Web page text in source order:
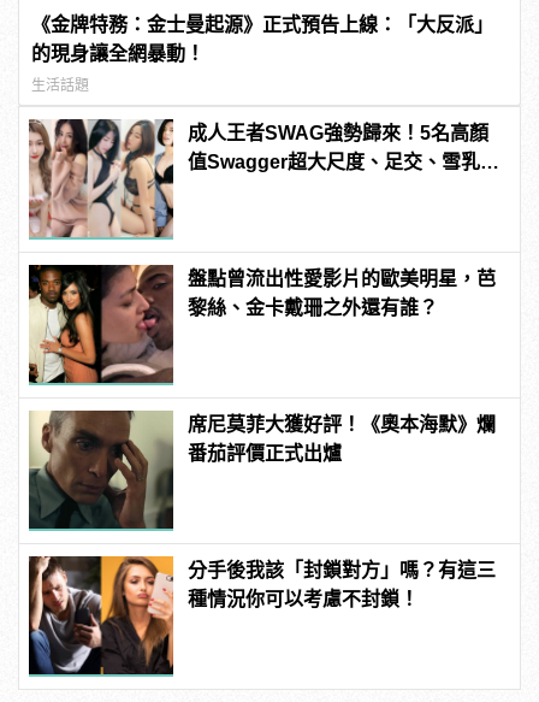
《金牌特務：金士曼起源》正式預告上線：「大反派」
的現身讓全網暴動！
生活話題
成人王者SWAG強勢歸來！5名高顏
值Swagger超大尺度、足交、雪乳、
盤點曾流出性愛影片的歐美明星，芭
黎絲、金卡戴珊之外還有誰？
席尼莫菲大獲好評！《奧本海默》爛
番茄評價正式出爐
分手後我該「封鎖對方」嗎？有這三
種情況你可以考慮不封鎖！